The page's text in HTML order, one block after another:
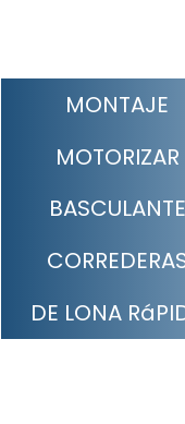
MONTAJE
MOTORIZAR
BASCULANTE
DE LONA